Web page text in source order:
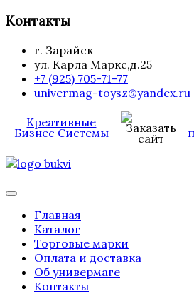
Контакты
г. Зарайск
ул. Карла Маркс,д.25
+7 (925) 705-71-77
univermag-toysz@yandex.ru
Креативные
Бизнес Системы
Главная
Каталог
Торговые марки
Оплата и доставка
Об универмаге
Контакты